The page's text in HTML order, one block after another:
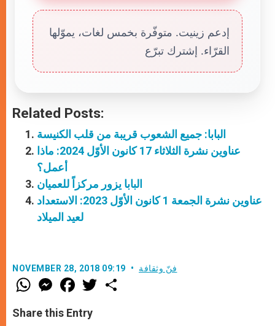
إدعم زينيت. متوفّرة بخمس لغات، يموّلها
القرّاء. إشترك تبرّع
Related Posts:
البابا: جميع الشعوب قريبة من قلب الكنيسة
عناوين نشرة الثلاثاء 17 كانون الأوّل 2024: ماذا
أعمل؟
البابا يزور مركزاً للعميان
عناوين نشرة الجمعة 1 كانون الأوّل 2023: الاستعداد
لعيد الميلاد
NOVEMBER 28, 2018 09:19 فنّ وثقافة
W
h
t
s
M
e
s
e
F
a
e
b
w
Share this Entry